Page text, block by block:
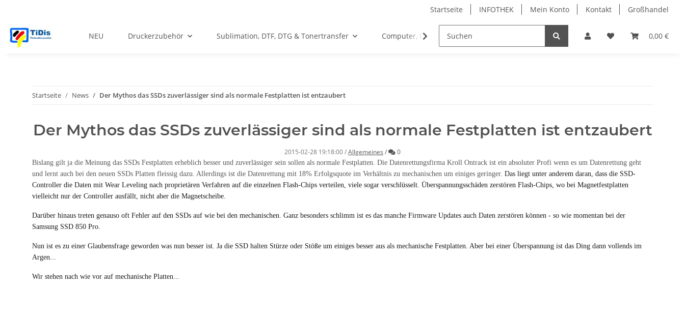
Startseite INFOTHEK Mein Konto Kontakt Großhandel
0,00 €
NEU Druckerzubehör Sublimation, DTF, DTG & Tonertransfer Computer, Drucker & Bürobedarf PVC Kartendrucker & Zubehör TiDis
Startseite News Der Mythos das SSDs zuverlässiger sind als normale Festplatten ist entzaubert
Der Mythos das SSDs zuverlässiger sind als normale Festplatten ist entzaubert
2015-02-28 19:18:00/Allgemeines / Kommentare
0
Bislang gilt ja die Meinung das SSDs Festplatten erheblich besser und zuverlässiger sein sollen als normale Festplatten. Die Datenrettungsfirma Kroll Ontrack ist ein absoluter Profi wenn es um Datenrettung geht
und lernt auch bei den neuen SSDs Platten fleissig dazu. Allerdings ist die Datenrettung mit 18% Erfolgsquote im Verhältnis zu mechanischen um einiges geringer. Das liegt unter anderem daran, dass die SSD-
Controller die Daten mit Wear Leveling nach proprietären Verfahren auf die einzelnen Flash-Chips verteilen, viele sogar verschlüsselt. Überspannungsschäden zerstören Flash-Chips, wo bei Magnetfestplatten
vielleicht nur der Controller ausfällt, nicht aber die Magnetscheibe.
Darüber hinaus treten genauso oft Fehler auf den SSDs auf wie bei den mechanischen. Ganz besonders schlimm ist es das manche Firmware Updates auch Daten zerstören können - so wie momentan bei der
Samsung SSD 850 Pro.
Nun ist es zu einer Glaubensfrage geworden was nun besser ist. Ja die SSD halten Stürze oder Stöße um einiges besser aus als mechanische Festplatten. Aber bei einer Überspannung ist das Ding dann vollends im
Argen...
Wir stehen nach wie vor auf mechanische Platten...